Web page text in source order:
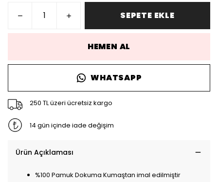
SEPETE EKLE
HEMEN AL
WHATSAPP
250 TL üzeri ücretsiz kargo
14 gün içinde iade değişim
Ürün Açıklaması
%100 Pamuk Dokuma Kumaştan imal edilmiştir